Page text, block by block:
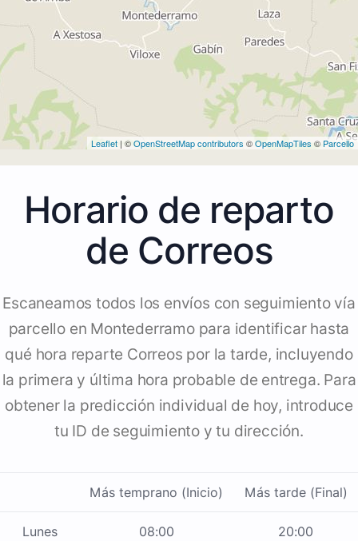
Leaflet | ©OpenStreetMap contributors ©OpenMapTiles © Parcello
Horario de reparto
de Correos
Escaneamos todos los envíos con seguimiento vía
parcello en Montederramo para identificar hasta
qué hora reparte Correos por la tarde, incluyendo
la primera y última hora probable de entrega. Para
obtener la predicción individual de hoy, introduce
tu ID de seguimiento y tu dirección.
Más temprano (Inicio) Más tarde (Final)
Lunes 08:00 20:00